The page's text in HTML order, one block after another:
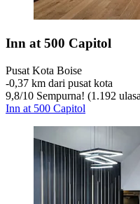
Inn at 500 Capitol
Pusat Kota Boise
‐0,37 km dari pusat kota
9,8/10 Sempurna! (1.192
Inn at 500 Capitol